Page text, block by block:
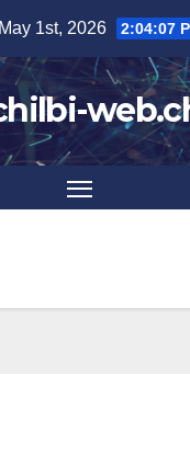
1st, 2026 2:04:08